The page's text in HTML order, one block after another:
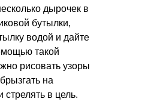
дырочек в
бутылки,
водой и дайте
такой
рисовать узоры
на
стрелять в цель.